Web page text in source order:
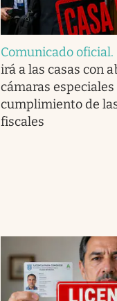
Comunicado oficial.
irá a las casas con
cámaras
cumplimiento de
fiscales